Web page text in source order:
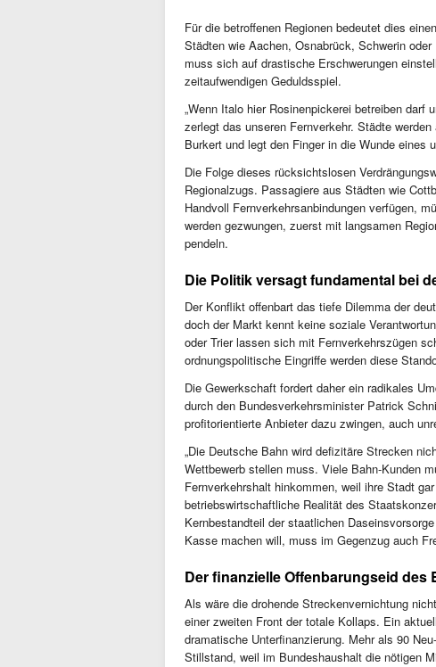
Für die betroffenen Regionen bedeutet dies
Städten wie Aachen, Osnabrück, Schwerin
muss sich auf drastische Erschwerungen
zeitaufwendigen Geduldsspiel.
„Wenn Italo hier Rosinenpickerei betreiben darf
zerlegt das unseren Fernverkehr. Städte
Burkert und legt den Finger in die Wunde eines
Die Folge dieses rücksichtslosen
Regionalzugs. Passagiere aus Städten wie
Handvoll Fernverkehrsanbindungen verfügen,
werden gezwungen, zuerst mit langsamen
pendeln.
Die Politik versagt fundamental bei
Der Konflikt offenbart das tiefe Dilemma der
doch der Markt kennt keine soziale
oder Trier lassen sich mit Fernverkehrszügen
ordnungspolitische Eingriffe werden diese
Die Gewerkschaft fordert daher ein radikales
durch den Bundesverkehrsminister Patrick
profitorientierte Anbieter dazu zwingen, auch
„Die Deutsche Bahn wird defizitäre Strecken
Wettbewerb stellen muss. Viele Bahn-Kunden
Fernverkehrshalt hinkommen, weil ihre Stadt
betriebswirtschaftliche Realität des
Kernbestandteil der staatlichen
Kasse machen will, muss im Gegenzug auch
Der finanzielle Offenbarungseid
Als wäre die drohende Streckenvernichtung
einer zweiten Front der totale Kollaps. Ein
dramatische Unterfinanzierung. Mehr als 90
Stillstand, weil im Bundeshaushalt die nötigen